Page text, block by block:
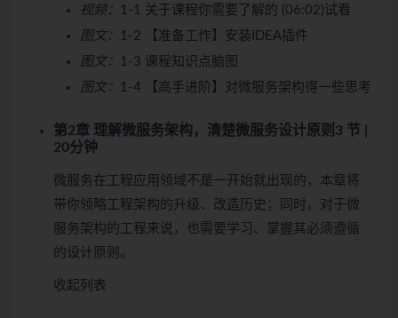
视频： 1-1 关于课程你需要了解的 (06:02)试看
图文：
1-2 【准备工作】安装IDEA插件
图文：
1-3 课程知识点脑图
图文：
1-4 【高手进阶】对微服务架构得一些思考
第2章 理解微服务架构，清楚微服务设计原则 3 节 |
20分钟
微服务在工程应用领域不是一开始就出现的，本章将
带你领略工程架构的升级、改造历史；同时，对于微
服务架构的工程来说，也需要学习、掌握其必须遵循
的设计原则。
收起列表